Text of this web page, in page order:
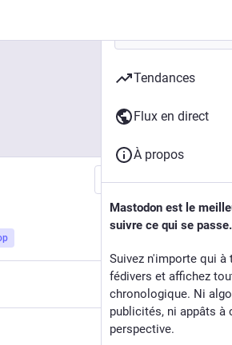
Suivre
Tendances
Flux en direct
À propos
Mastodon est le
suivre ce qui se passe.
Suivez n'importe qui à
fédivers et affichez
chronologique. Ni
publicités, ni appâts à
perspective.